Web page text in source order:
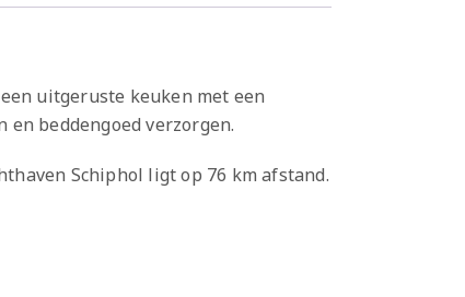
uitgeruste keuken met een
en beddengoed verzorgen.
Schiphol ligt op 76 km afstand.